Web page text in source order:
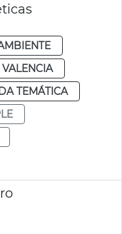
VALENCIA
TEMÁTICA